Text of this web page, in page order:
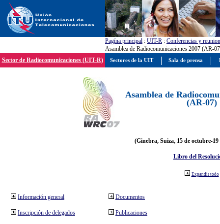
Pagína principal : UIT-R : Conferencias y
Asamblea de Radiocomunicaciones 2007 (AR-
Sector de Radiocomunicaciones (UIT-R)
Asamblea de
(AR-07)
(Ginebra, Suiza, 15 de octubre-19
Libro del
Expandir todo
Información general
Inscripción de delegados
Documentos
Publicaciones
Sectores de la UIT Sala de prensa